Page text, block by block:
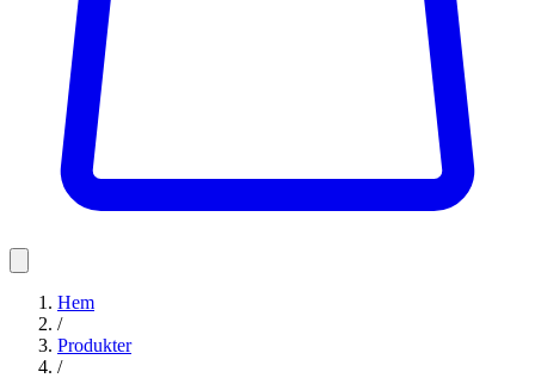
Hem
/
Produkter
/